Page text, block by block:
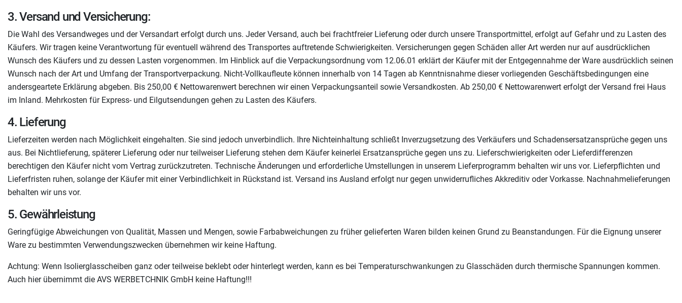
3. Versand und Versicherung:
Die Wahl des Versandweges und der Versandart erfolgt durch uns. Jeder Versand, auch bei frachtfreier Lieferung oder durch unsere Transportmittel, erfolgt auf Gefahr und zu Lasten des
Käufers. Wir tragen keine Verantwortung für eventuell während des Transportes auftretende Schwierigkeiten. Versicherungen gegen Schäden aller Art werden nur auf ausdrücklichen
Wunsch des Käufers und zu dessen Lasten vorgenommen. Im Hinblick auf die Verpackungsordnung vom 12.06.01 erklärt der Käufer mit der Entgegennahme der Ware ausdrücklich seinen
Wunsch nach der Art und Umfang der Transportverpackung. Nicht-Vollkaufleute können innerhalb von 14 Tagen ab Kenntnisnahme dieser vorliegenden Geschäftsbedingungen eine
andersgeartete Erklärung abgeben. Bis 250,00 € Nettowarenwert berechnen wir einen Verpackungsanteil sowie Versandkosten. Ab 250,00 € Nettowarenwert erfolgt der Versand frei Haus
im Inland. Mehrkosten für Express- und Eilgutsendungen gehen zu Lasten des Käufers.
4. Lieferung
Lieferzeiten werden nach Möglichkeit eingehalten. Sie sind jedoch unverbindlich. Ihre Nichteinhaltung schließt Inverzugsetzung des Verkäufers und Schadensersatzansprüche gegen uns
aus. Bei Nichtlieferung, späterer Lieferung oder nur teilweiser Lieferung stehen dem Käufer keinerlei Ersatzansprüche gegen uns zu. Lieferschwierigkeiten oder Lieferdifferenzen
berechtigen den Käufer nicht vom Vertrag zurückzutreten. Technische Änderungen und erforderliche Umstellungen in unserem Lieferprogramm behalten wir uns vor. Lieferpflichten und
Lieferfristen ruhen, solange der Käufer mit einer Verbindlichkeit in Rückstand ist. Versand ins Ausland erfolgt nur gegen unwiderrufliches Akkreditiv oder Vorkasse. Nachnahmelieferungen
behalten wir uns vor.
5. Gewährleistung
Geringfügige Abweichungen von Qualität, Massen und Mengen, sowie Farbabweichungen zu früher gelieferten Waren bilden keinen Grund zu Beanstandungen. Für die Eignung unserer
Ware zu bestimmten Verwendungszwecken übernehmen wir keine Haftung.
Achtung: Wenn Isolierglasscheiben ganz oder teilweise beklebt oder hinterlegt werden, kann es bei Temperaturschwankungen zu Glasschäden durch thermische Spannungen kommen.
Auch hier übernimmt die AVS WERBETCHNIK GmbH keine Haftung!!!